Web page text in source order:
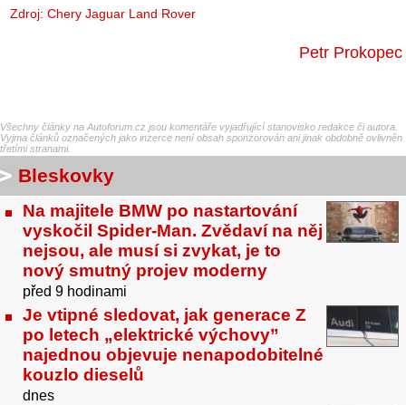
Zdroj: Chery Jaguar Land Rover
Petr Prokopec
Všechny články na Autoforum.cz jsou komentáře vyjadřující stanovisko redakce či autora.
Vyjma článků označených jako inzerce není obsah sponzorován ani jinak obdobně ovlivněn
třetími stranami.
Bleskovky
Na majitele BMW po nastartování
vyskočil Spider-Man. Zvědaví na něj
nejsou, ale musí si zvykat, je to
nový smutný projev moderny
před 9 hodinami
Je vtipné sledovat, jak generace Z
po letech „elektrické výchovy”
najednou objevuje nenapodobitelné
kouzlo dieselů
dnes